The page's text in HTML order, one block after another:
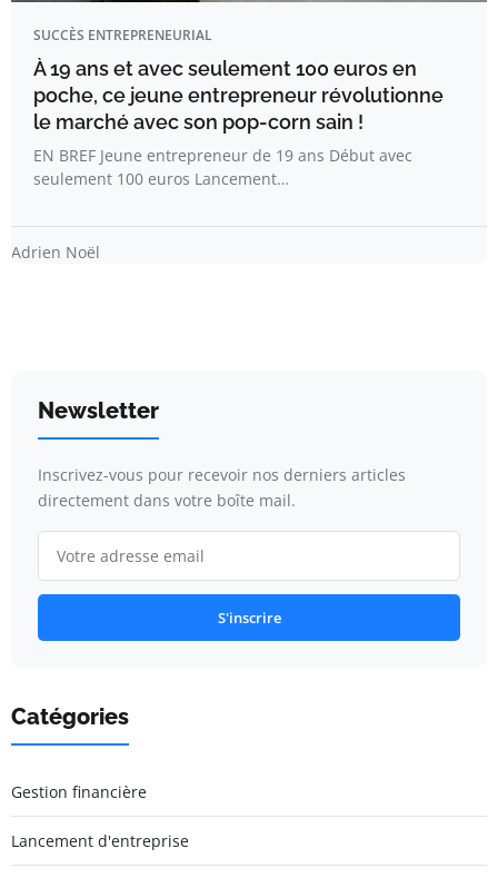
SUCCÈS ENTREPRENEURIAL
À 19 ans et avec seulement 100 euros en
poche, ce jeune entrepreneur révolutionne
le marché avec son pop-corn sain !
EN BREF Jeune entrepreneur de 19 ans Début avec
seulement 100 euros Lancement…
Adrien Noël
Newsletter
Inscrivez-vous pour recevoir nos derniers articles
directement dans votre boîte mail.
S'inscrire
Catégories
Gestion financière
Lancement d'entreprise